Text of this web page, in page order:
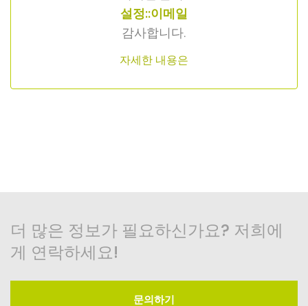
설정::이메일
감사합니다.
자세한 내용은
더 많은 정보가 필요하신가요? 저희에
게 연락하세요!
문의하기